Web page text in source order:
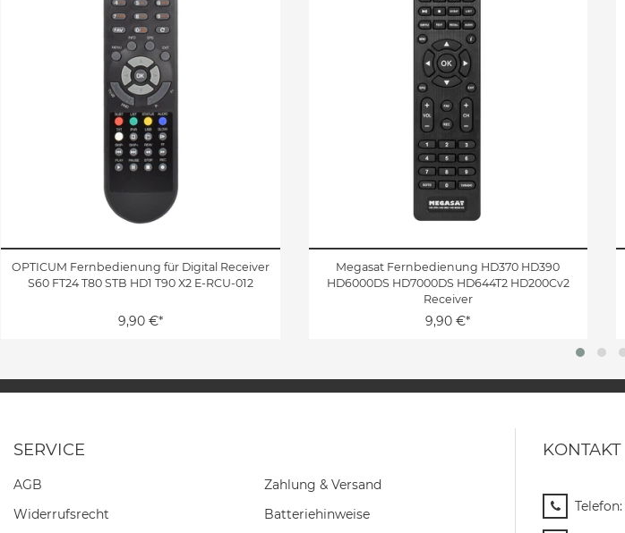
OPTICUM Fernbedienung für Digital Receiver
S60 FT24 T80 STB HD1 T90 X2 E-RCU-012
9,90 €*
Megasat Fernbedienung HD370 HD390
HD6000DS HD7000DS HD644T2 HD200Cv2
Receiver
9,90 €*
SERVICE
AGB
Widerrufs­recht
Zahlung & Versand
Batteriehinweise
KONTAKT
Telefon: